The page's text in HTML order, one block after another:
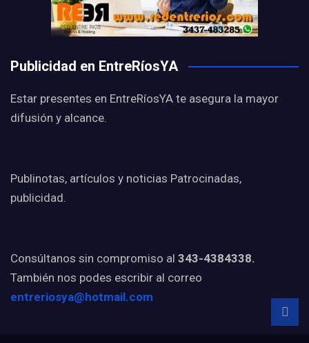
Publicidad en EntreRíosYA
Estar presentes en EntreRíosYA te asegura la mayor
difusión y alcance.
Publinotas, artículos y noticias Patrocinadas,
publicidad.
Consúltanos sin compromiso al 343-4384338.
También nos podes escribir al correo
entreriosya@hotmail.com